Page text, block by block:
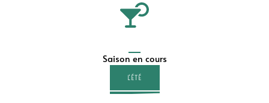
Saison en cours
L'ÉTÉ